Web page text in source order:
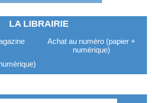
LA LIBRAIRIE
Achat au numéro (papier +
numérique)